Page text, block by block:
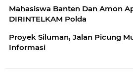
Mahasiswa Banten Dan Amon
DIRINTELKAM Polda
Proyek Siluman, Jalan Picung
Informasi